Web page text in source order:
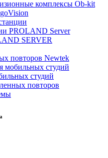
комплексы Ob-kit
PROLAND Server
SERVER
повторов Newtek
мобильных студий
студий
повторов